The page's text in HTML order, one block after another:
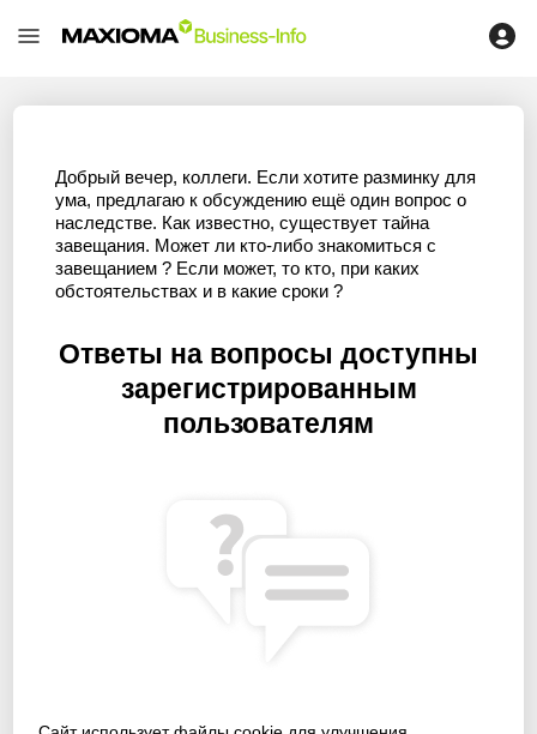
Добрый вечер, коллеги. Если хотите разминку для
ума, предлагаю к обсуждению ещё один вопрос о
наследстве. Как известно, существует тайна
завещания. Может ли кто-либо знакомиться с
завещанием ? Если может, то кто, при каких
обстоятельствах и в какие сроки ?
Ответы на вопросы доступны
зарегистрированным
пользователям